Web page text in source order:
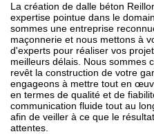
La création de dalle béton
expertise pointue dans le
sommes une entreprise
maçonnerie et nous mettons à
d'experts pour réaliser vos
meilleurs délais. Nous sommes
revêt la construction de votre
engageons à mettre tout en
en termes de qualité et de
communication fluide tout au
afin de veiller à ce que le
attentes.